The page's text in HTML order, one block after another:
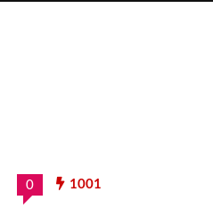
0 1001